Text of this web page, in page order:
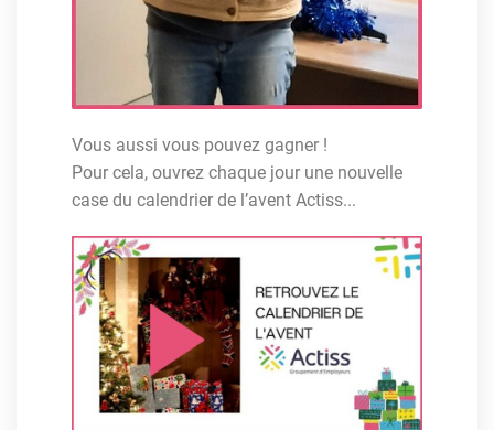
Vous aussi vous pouvez gagner !
Pour cela, ouvrez chaque jour une nouvelle
case du calendrier de l’avent Actiss...